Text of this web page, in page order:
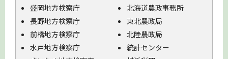
盛岡地方検察庁
長野地方検察庁
前橋地方検察庁
水戸地方検察庁
北海道農政事務所
東北農政局
北陸農政局
統計センター